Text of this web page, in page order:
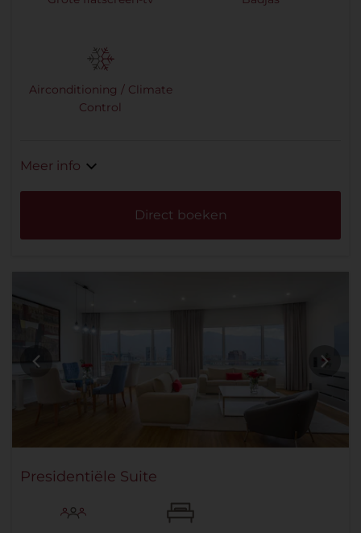
Airconditioning / Climate
Control
Meer info
Direct boeken
Presidentiële Suite